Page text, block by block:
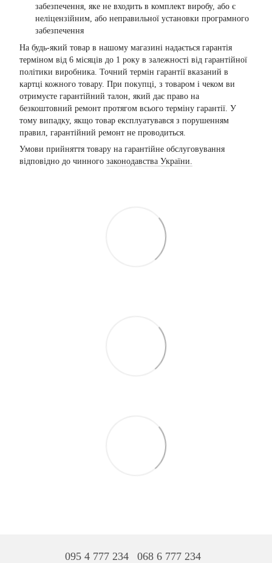
забезпечення, яке не входить в комплект виробу, або є
неліцензійним, або неправильної установки програмного
забезпечення
На будь-який товар в нашому магазині надається гарантія
терміном від 6 місяців до 1 року в залежності від гарантійної
політики виробника. Точний термін гарантії вказаний в
картці кожного товару. При покупці, з товаром і чеком ви
отримуєте гарантійний талон, який дає право на
безкоштовний ремонт протягом всього терміну гарантії. У
тому випадку, якщо товар експлуатувався з порушенням
правил, гарантійний ремонт не проводиться.
Умови прийняття товару на гарантійне обслуговування
відповідно до чинного законодавства України.
095 4 777 234 068 6 777 234